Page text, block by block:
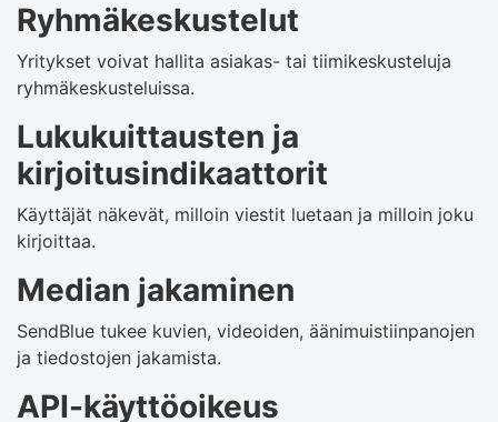
Ryhmäkeskustelut
Yritykset voivat hallita asiakas- tai tiimikeskusteluja
ryhmäkeskusteluissa.
Lukukuittausten ja
kirjoitusindikaattorit
Käyttäjät näkevät, milloin viestit luetaan ja milloin joku
kirjoittaa.
Median jakaminen
SendBlue tukee kuvien, videoiden, äänimuistiinpanojen
ja tiedostojen jakamista.
API-käyttöoikeus